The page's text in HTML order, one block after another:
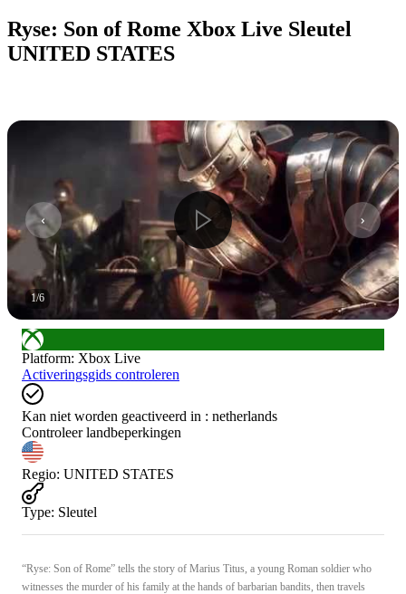
Ryse: Son of Rome Xbox Live Sleutel
UNITED STATES
1/6
Platform: Xbox Live
Activeringsgids controleren
Kan niet worden geactiveerd in : netherlands
Controleer landbeperkingen
Regio: UNITED STATES
Type: Sleutel
“Ryse: Son of Rome” tells the story of Marius Titus, a young Roman soldier who
witnesses the murder of his family at the hands of barbarian bandits, then travels